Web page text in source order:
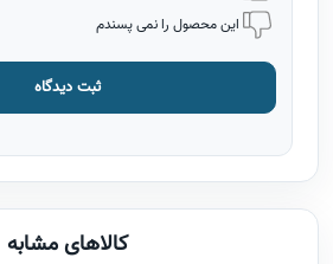
این محصول را نمی پسندم
ثبت دیدگاه
کالاهای مشابه